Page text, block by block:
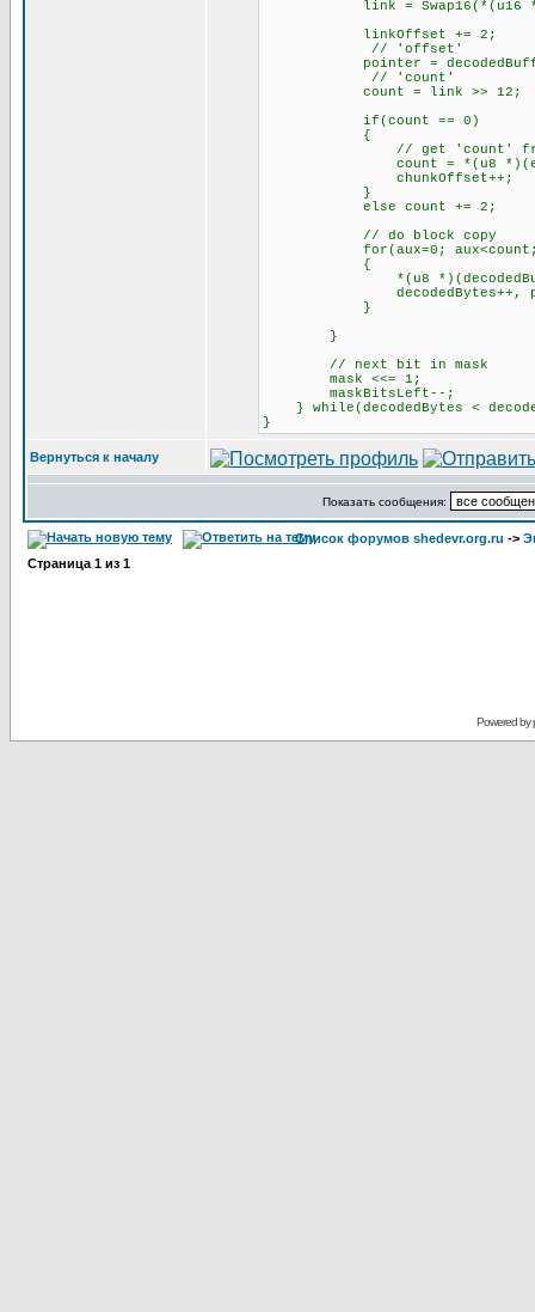
link = Swap16(*(u16
linkOffset += 2;
// 'offset'
pointer = decodedBuffer
// 'count'
count = link >> 12;
if(count == 0)
{
// get 'count' from
count = *(u8
chunkOffset++;
}
else count += 2;
// do block copy
for(aux=0; aux<count;
{
*(u8 *)(decodedBuffer +
decodedBytes++,
}
}
// next bit in mask
mask <<= 1;
maskBitsLeft--;
} while(decodedBytes <
}
Вернуться к началу
Показать сообщения:
Список форумов shedevr.org.ru ->
Страница 1 из 1
Powered by